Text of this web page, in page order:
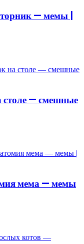
— мемы |
столе — смешные
мема — мемы